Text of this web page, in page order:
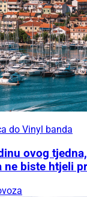
do Vinyl banda
ovog
ne biste htjeli